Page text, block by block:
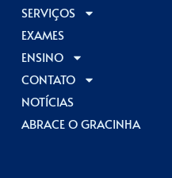
SERVIÇOS
EXAMES
ENSINO
CONTATO
NOTÍCIAS
ABRACE O GRACINHA